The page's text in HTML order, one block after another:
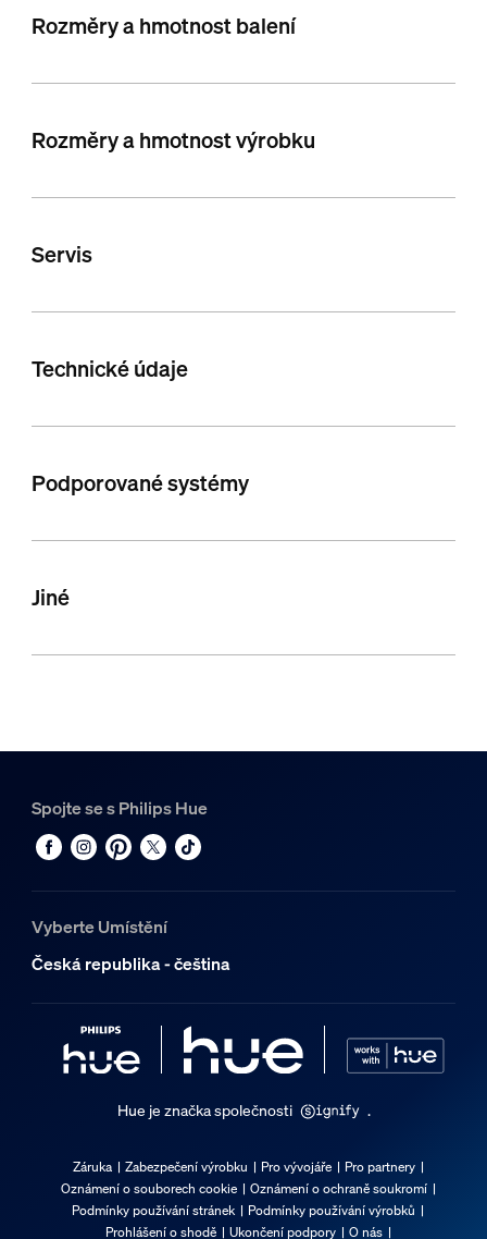
Rozměry a hmotnost balení
Rozměry a hmotnost výrobku
Servis
Technické údaje
Podporované systémy
Jiné
Spojte se s Philips Hue
Vyberte Umístění
Česká republika - čeština
Hue je značka společnosti .
Záruka Zabezpečení výrobku Pro vývojáře
Pro partnery
Oznámení o souborech cookie
Oznámení o ochraně soukromí
Podmínky používání stránek
Podmínky používání výrobků
Prohlášení o shodě
Ukončení podpory O nás